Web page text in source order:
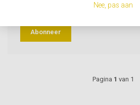
Abonneer
Pagina 1 van 1
Nee, pas aan